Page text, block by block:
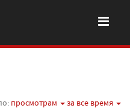
просмотрам за все время